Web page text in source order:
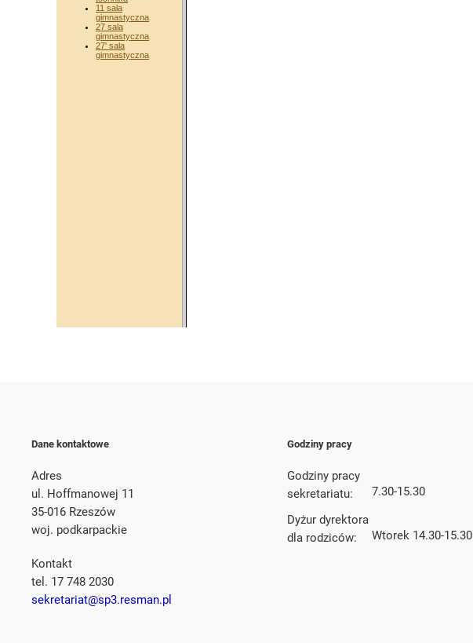
Dane kontaktowe
Adres
ul. Hoffmanowej 11
35-016 Rzeszów
woj. podkarpackie
Kontakt
tel. 17 748 2030
sekretariat@sp3.resman.pl
Godziny pracy
Godziny pracy
sekretariatu:
7.30-15.30
Dyżur dyrektora
dla rodziców:
Wtorek 14.30-15.30